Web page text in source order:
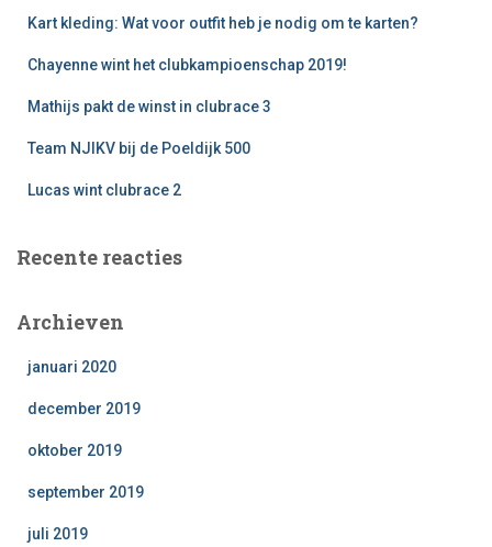
Kart kleding: Wat voor outfit heb je nodig om te karten?
Chayenne wint het clubkampioenschap 2019!
Mathijs pakt de winst in clubrace 3
Team NJIKV bij de Poeldijk 500
Lucas wint clubrace 2
Recente reacties
Archieven
januari 2020
december 2019
oktober 2019
september 2019
juli 2019